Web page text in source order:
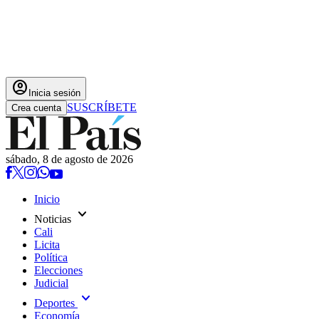
account_circle Inicia sesión
Crea cuenta SUSCRÍBETE
sábado, 8 de agosto de 2026
Inicio
Noticias expand_more
Cali
Licita
Política
Elecciones
Judicial
Deportes expand_more
Economía